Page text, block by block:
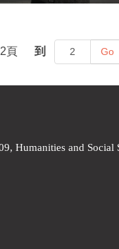
2 頁 到 Go
Humanities and Social